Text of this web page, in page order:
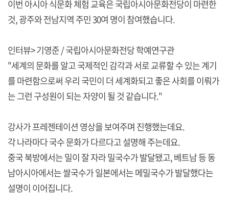
이번 아시아 식문화 체험 교육은 국립아시아문화전당이 마련한
것, 광주와 전남지역 주민 30여 명이 참여했습니다.
인터뷰> 기영준 / 국립아시아문화전당 학예연구관
"세계의 문화를 알고 국제적인 감각과 서로 교류할 수 있는 계기
를 마련함으로써 우리 국민이 더 세계화되고 좋은 사회를 이뤄가
는 그런 구성원이 되는 자양이 될 것 같습니다."
강사가 프레젠테이션 영상을 보여주며 진행했는데요.
각 나라마다 국수 문화가 다르다고 설명해 주는데요.
중국 북방에서는 밀이 잘 자라 밀국수가 발달됐고, 베트남 등 동
남아시아에서는 쌀국수가 일본에서는 메밀국수가 발달했다는
설명이 이어집니다.